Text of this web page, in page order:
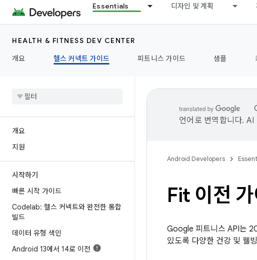
Essentials 디자인 및 계획
HEALTH & FITNESS DEV CENTER
개요
헬스 커넥트 가이드 피트니스 가이드 샘플
개요
지원
시작하기
빠른 시작 가이드
Codelab: 헬스 커넥트와 완전한 통합
빌드
데이터 유형 색인
Android 13에서 14로 이전
언어로 번역합니다.
Android Developers
Fit 이전
Google 피트니스 API는
있도록 다양한 건강 및 웰